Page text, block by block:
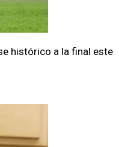
histórico a la final este